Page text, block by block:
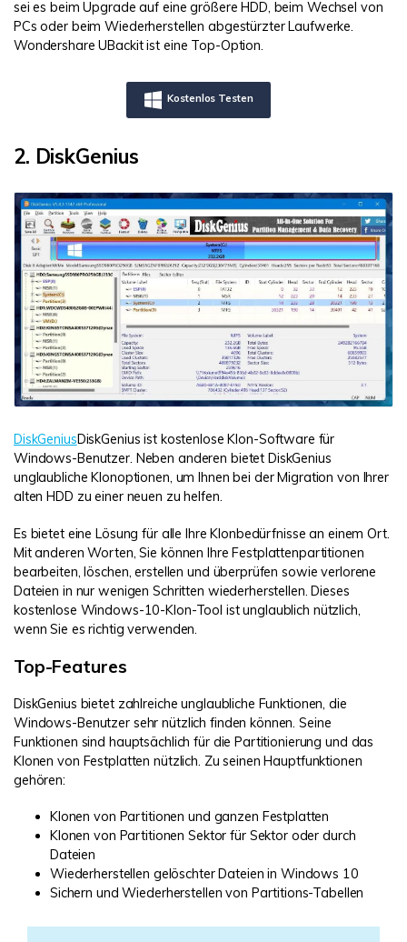
sei es beim Upgrade auf eine größere HDD, beim Wechsel von
PCs oder beim Wiederherstellen abgestürzter Laufwerke.
Wondershare UBackit ist eine Top-Option.
Kostenlos Testen
2. DiskGenius
DiskGeniusDiskGenius ist kostenlose Klon-Software für
Windows-Benutzer. Neben anderen bietet DiskGenius
unglaubliche Klonoptionen, um Ihnen bei der Migration von Ihrer
alten HDD zu einer neuen zu helfen.
Es bietet eine Lösung für alle Ihre Klonbedürfnisse an einem Ort.
Mit anderen Worten, Sie können Ihre Festplattenpartitionen
bearbeiten, löschen, erstellen und überprüfen sowie verlorene
Dateien in nur wenigen Schritten wiederherstellen. Dieses
kostenlose Windows-10-Klon-Tool ist unglaublich nützlich,
wenn Sie es richtig verwenden.
Top-Features
DiskGenius bietet zahlreiche unglaubliche Funktionen, die
Windows-Benutzer sehr nützlich finden können. Seine
Funktionen sind hauptsächlich für die Partitionierung und das
Klonen von Festplatten nützlich. Zu seinen Hauptfunktionen
gehören:
Klonen von Partitionen und ganzen Festplatten
Klonen von Partitionen Sektor für Sektor oder durch
Dateien
Wiederherstellen gelöschter Dateien in Windows 10
Sichern und Wiederherstellen von Partitions-Tabellen